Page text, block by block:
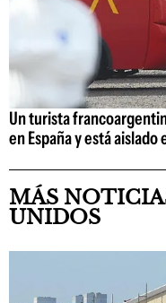
Un turista
en España y está aislado
MÁS
UNIDOS